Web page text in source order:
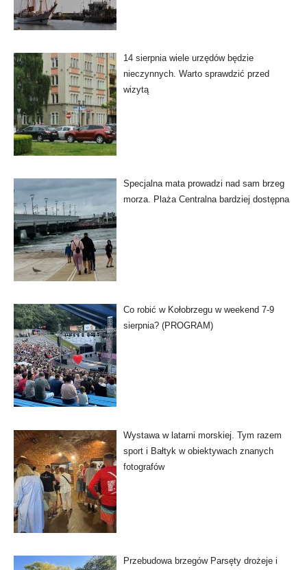
14 sierpnia wiele urzędów będzie
nieczynnych. Warto sprawdzić przed
wizytą
Specjalna mata prowadzi nad sam brzeg
morza. Plaża Centralna bardziej dostępna
Co robić w Kołobrzegu w weekend 7-9
sierpnia? (PROGRAM)
Wystawa w latarni morskiej. Tym razem
sport i Bałtyk w obiektywach znanych
fotografów
Przebudowa brzegów Parsęty drożeje i